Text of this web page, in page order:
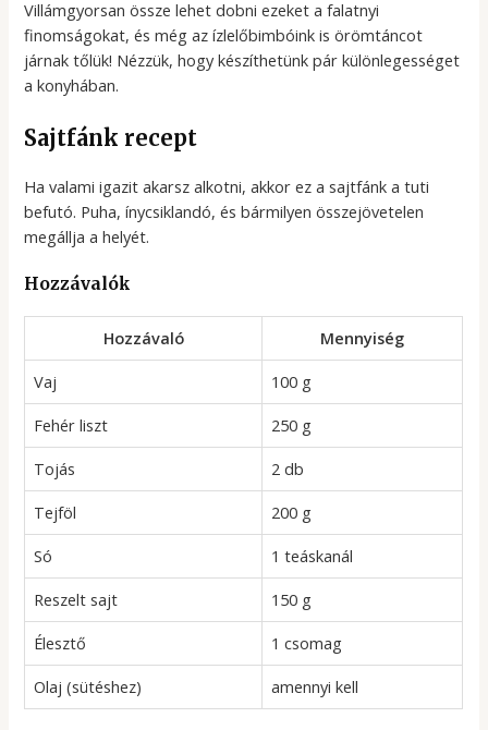
Villámgyorsan össze lehet dobni ezeket a falatnyi
finomságokat, és még az ízlelőbimbóink is örömtáncot
járnak tőlük! Nézzük, hogy készíthetünk pár különlegességet
a konyhában.
Sajtfánk recept
Ha valami igazit akarsz alkotni, akkor ez a sajtfánk a tuti
befutó. Puha, ínycsiklandó, és bármilyen összejövetelen
megállja a helyét.
Hozzávalók
Hozzávaló
Mennyiség
Vaj
100 g
Fehér liszt
250 g
Tojás
2 db
Tejföl
200 g
Só
1 teáskanál
Reszelt sajt
150 g
Élesztő
1 csomag
Olaj (sütéshez)
amennyi kell